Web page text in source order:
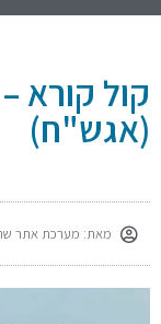
קול קורא
(אגש"ח)
מאת: מערכת אתר